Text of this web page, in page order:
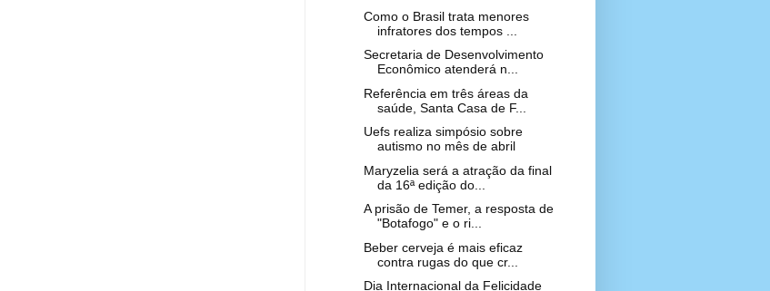
Como o Brasil trata menores
infratores dos tempos ...
Secretaria de Desenvolvimento
Econômico atenderá n...
Referência em três áreas da
saúde, Santa Casa de F...
Uefs realiza simpósio sobre
autismo no mês de abril
Maryzelia será a atração da final
da 16ª edição do...
A prisão de Temer, a resposta de
"Botafogo" e o ri...
Beber cerveja é mais eficaz
contra rugas do que cr...
Dia Internacional da Felicidade